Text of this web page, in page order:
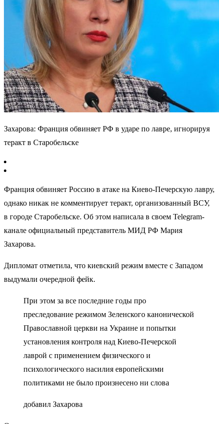
Захарова: Франция обвиняет РФ в ударе по лавре, игнорируя
теракт в Старобельске
Франция обвиняет Россию в атаке на Киево-Печерскую лавру,
однако никак не комментирует теракт, организованный ВСУ,
в городе Старобельске. Об этом написала в своем Telegram-
канале официальный представитель МИД РФ Мария
Захарова.
Дипломат отметила, что киевский режим вместе с Западом
выдумали очередной фейк.
При этом за все последние годы про
преследование режимом Зеленского канонической
Православной церкви на Украине и попытки
установления контроля над Киево-Печерской
лаврой с применением физического и
психологического насилия европейскими
политиками не было произнесено ни слова
добавил Захарова